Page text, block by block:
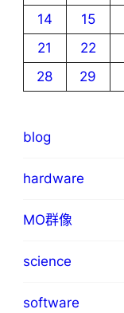
14
15
21
22
28
29
blog
hardware
MO群像
science
software